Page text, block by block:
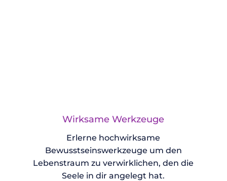
Wirksame Werkzeuge
Erlerne hochwirksame
Bewusstseinswerkzeuge um den
Lebenstraum zu verwirklichen, den die
Seele in dir angelegt hat.